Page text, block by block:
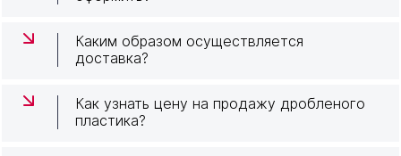
Каким образом осуществляется
доставка?
Как узнать цену на продажу дробленого
пластика?